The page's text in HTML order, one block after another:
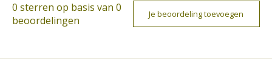
0 sterren op basis van 0
beoordelingen
Je beoordeling toevoegen